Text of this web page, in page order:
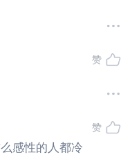
的思考：我要做“全职
，该如何更好地平衡
的关系？......
赞
感性的人都冷
赞